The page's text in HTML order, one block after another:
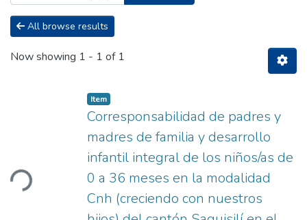
All browse results
Now showing 1 - 1 of 1
Item
Corresponsabilidad de padres y
madres de familia y desarrollo
infantil integral de los niños/as de
0 a 36 meses en la modalidad
Cnh (creciendo con nuestros